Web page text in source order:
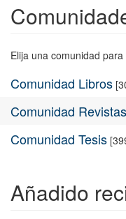
Elija una comunidad
Comunidad Libros
Comunidad Revistas
Comunidad Tesis
Añadido